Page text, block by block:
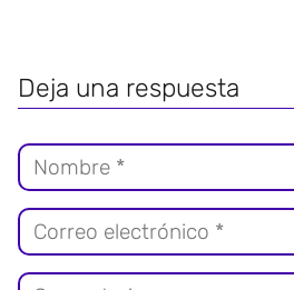
Deja una respuesta